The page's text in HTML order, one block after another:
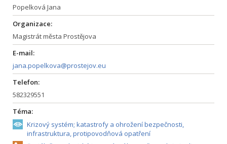
Popelková Jana
Organizace:
Magistrát města Prostějova
E-mail:
jana.popelkova@prostejov.eu
Telefon:
582329551
Téma:
Krizový systém; katastrofy a ohrožení bezpečnosti,
infrastruktura, protipovodňová opatření